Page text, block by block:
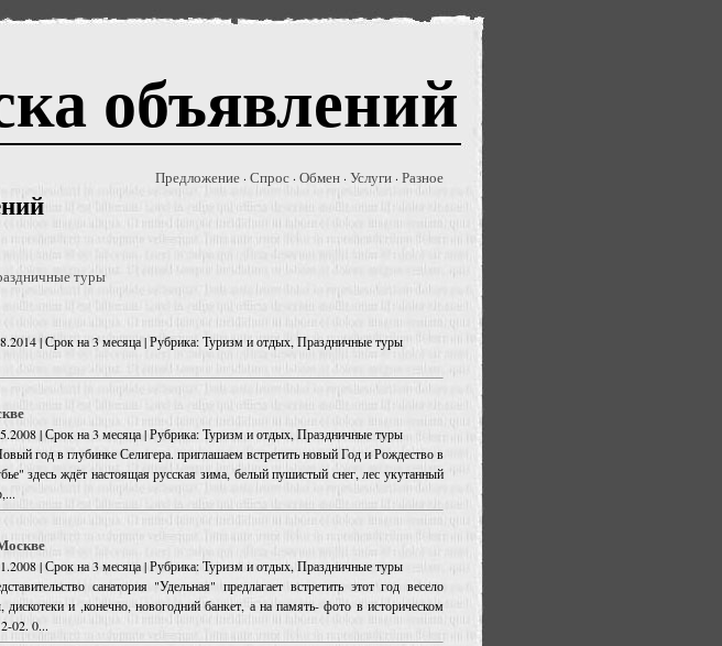
объявлений
Предложение · Спрос · Обмен · Услуги · Разное
туры
| Срок на 3 месяца | Рубрика: Туризм и отдых, Праздничные туры
| Срок на 3 месяца | Рубрика: Туризм и отдых, Праздничные туры
год в глубинке Селигера. приглашаем встретить новый Год и Рождество в
здесь ждёт настоящая русская зима, белый пушистый снег, лес укутанный
| Срок на 3 месяца | Рубрика: Туризм и отдых, Праздничные туры
санатория "Удельная" предлагает встретить этот год весело
и ,конечно, новогодний банкет, а на память- фото в историческом
02. 0...